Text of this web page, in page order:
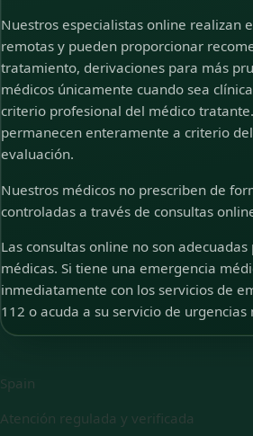
Nuestros especialistas online realizan
remotas y pueden proporcionar
tratamiento, derivaciones para más
médicos únicamente cuando sea
criterio profesional del médico
permanecen enteramente a criterio
evaluación.
Nuestros médicos no prescriben de
controladas a través de consultas
Las consultas online no son
médicas. Si tiene una emergencia
inmediatamente con los servicios de
112 o acuda a su servicio de urgencias
Spain
Atención regulada y verificada